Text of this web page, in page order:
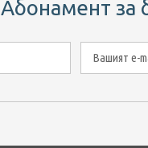
Абонамент за